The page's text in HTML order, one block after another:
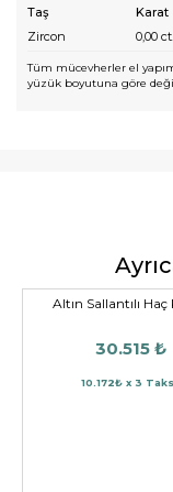
Taş Karat
Zircon
0,00 ct.
Tüm mücevherler el
yüzük boyutuna göre
Altın Sallantılı Haç
30.515 ₺
10.172₺ x 3